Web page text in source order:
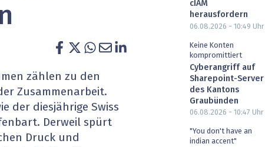
wird digital
Managed Services & Co.
Banking
Artificial Intelligence
Fintech & Insurtech
Professional AV & Digital Signage
zählen zu den
Zusammenarbeit.
der diesjährige Swiss
Derweil spürt
Druck und
cIAM
herausfordern
06.08.2026 - 10:49 Uhr
Keine Konten
kompromittiert
Cyberangriff auf
Sharepoint-Server
des Kantons
Graubünden
06.08.2026 - 10:47 Uhr
"You don't have an
indian accent"